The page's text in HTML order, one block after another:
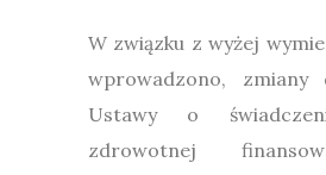
W związku z wyżej
wprowadzono,
Ustawy o
zdrowotnej